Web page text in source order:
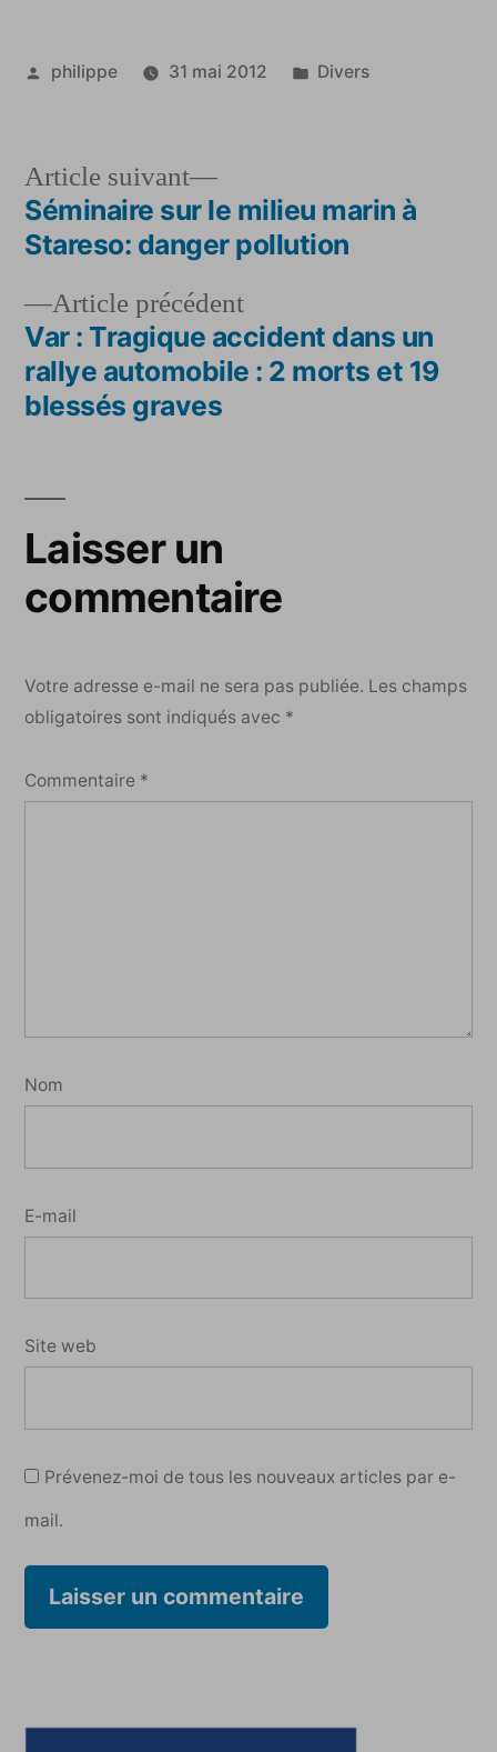
Publié
philippe 31 mai 2012
Publié
Divers
Navigation
l’article
Article précédentArticle
précédent :
Var : Tragique accident dans un
rallye automobile : 2 morts et 19
blessés graves
Article suivant
Article
suivant :
Séminaire sur le milieu marin à
Stareso: danger pollution
Laisser un
commentaire
Votre adresse e-mail ne sera pas publiée. Les champs
obligatoires sont indiqués avec *
Commentaire *
Nom
E-mail
Site web
Prévenez-moi de tous les nouveaux articles par e-
mail.